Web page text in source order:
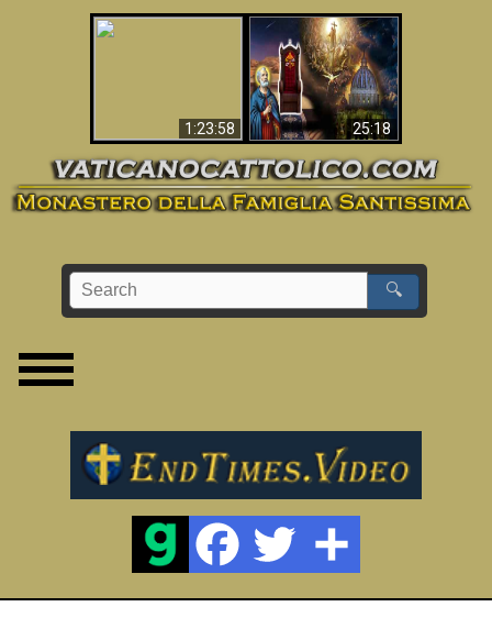
1:23:58 25:18
La Bibbia ha previsto
70 anni senza Papa?
🔍